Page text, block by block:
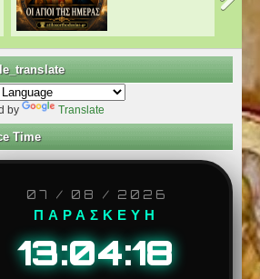
by Translate
Time
07 / 08 / 2026
ΠΑΡΑΣΚΕΥΗ
13:04:19